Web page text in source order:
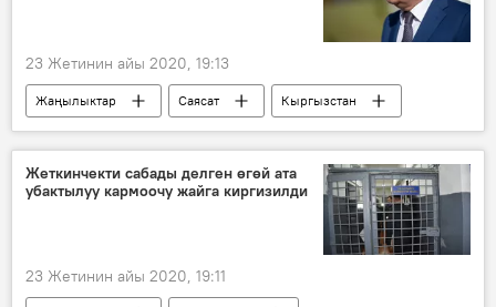
23 Жетинин айы 2020, 19:13
Жаңылыктар Саясат
Кыргызстан
Өмүрбек Текебаев
мандат
сот
чечим
Жеткинчекти сабады делген өгөй ата
убактылуу кармоочу жайга киргизилди
23 Жетинин айы 2020, 19:11